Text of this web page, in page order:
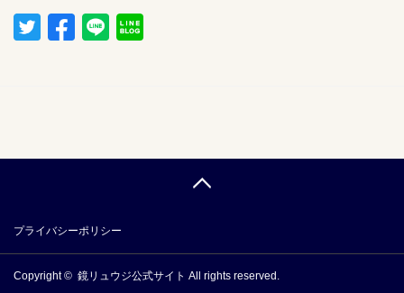
プライバシーポリシー
Copyright © 鏡リュウジ公式サイト All rights reserved.